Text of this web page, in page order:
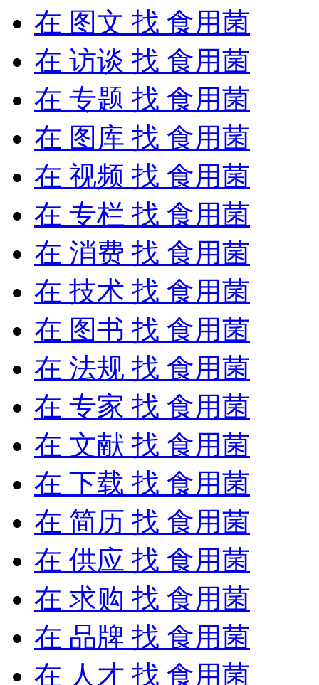
在 图文 找 食用菌
在 访谈 找 食用菌
在 专题 找 食用菌
在 图库 找 食用菌
在 视频 找 食用菌
在 专栏 找 食用菌
在 消费 找 食用菌
在 技术 找 食用菌
在 图书 找 食用菌
在 法规 找 食用菌
在 专家 找 食用菌
在 文献 找 食用菌
在 下载 找 食用菌
在 简历 找 食用菌
在 供应 找 食用菌
在 求购 找 食用菌
在 品牌 找 食用菌
在 人才 找 食用菌